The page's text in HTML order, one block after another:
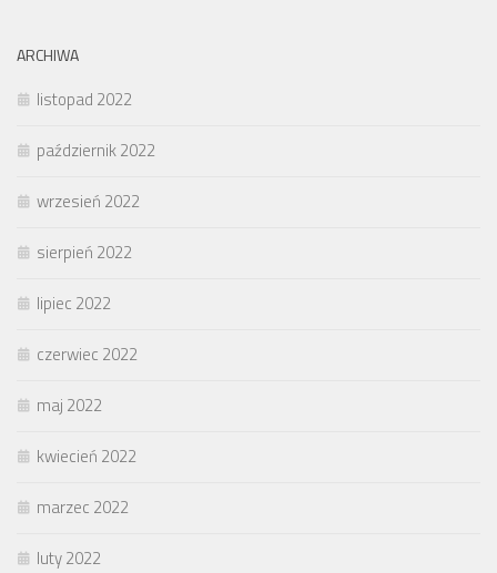
ARCHIWA
listopad 2022
październik 2022
wrzesień 2022
sierpień 2022
lipiec 2022
czerwiec 2022
maj 2022
kwiecień 2022
marzec 2022
luty 2022